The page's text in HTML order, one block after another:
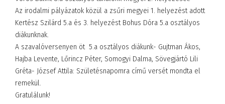
Az irodalmi pályázatok közül a zsűri megyei 1. helyezést adott
Kertész Szilárd 5.a és 3. helyezést Bohus Dóra 5.a osztályos
diákunknak.
A szavalóversenyen öt 5.a osztályos diákunk- Gujtman Ákos,
Hajba Levente, Lőrincz Péter, Somogyi Dalma, Sövegjártó Lili
Gréta- József Attila: Születésnapomra című versét mondta el
remekül.
Gratulálunk!